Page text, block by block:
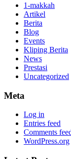
1-makkah
Artikel
Berita
Blog
Events
Kliping Berita
News
Prestasi
Uncategorized
Meta
Log in
Entries feed
Comments
WordPress.org